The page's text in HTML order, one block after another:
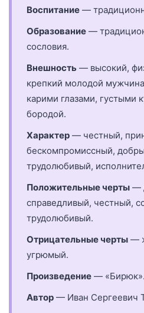
Воспитание —
Образование —
сословия.
Внешность — высокий,
крепкий молодой
карими глазами, густыми
бородой.
Характер — честный,
бескомпромиссный,
трудолюбивый,
Положительные черты —
справедливый, честный,
трудолюбивый.
Отрицательные черты —
угрюмый.
Произведение — «Бирюк».
Автор — Иван Сергеевич